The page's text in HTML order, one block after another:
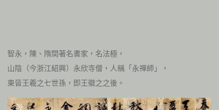
智永，陳、隋間著名書家，名法極，
山陰（今浙江紹興）永欣寺僧，人稱「永禪師」，
東晉王羲之七世孫，即王徽之之後。